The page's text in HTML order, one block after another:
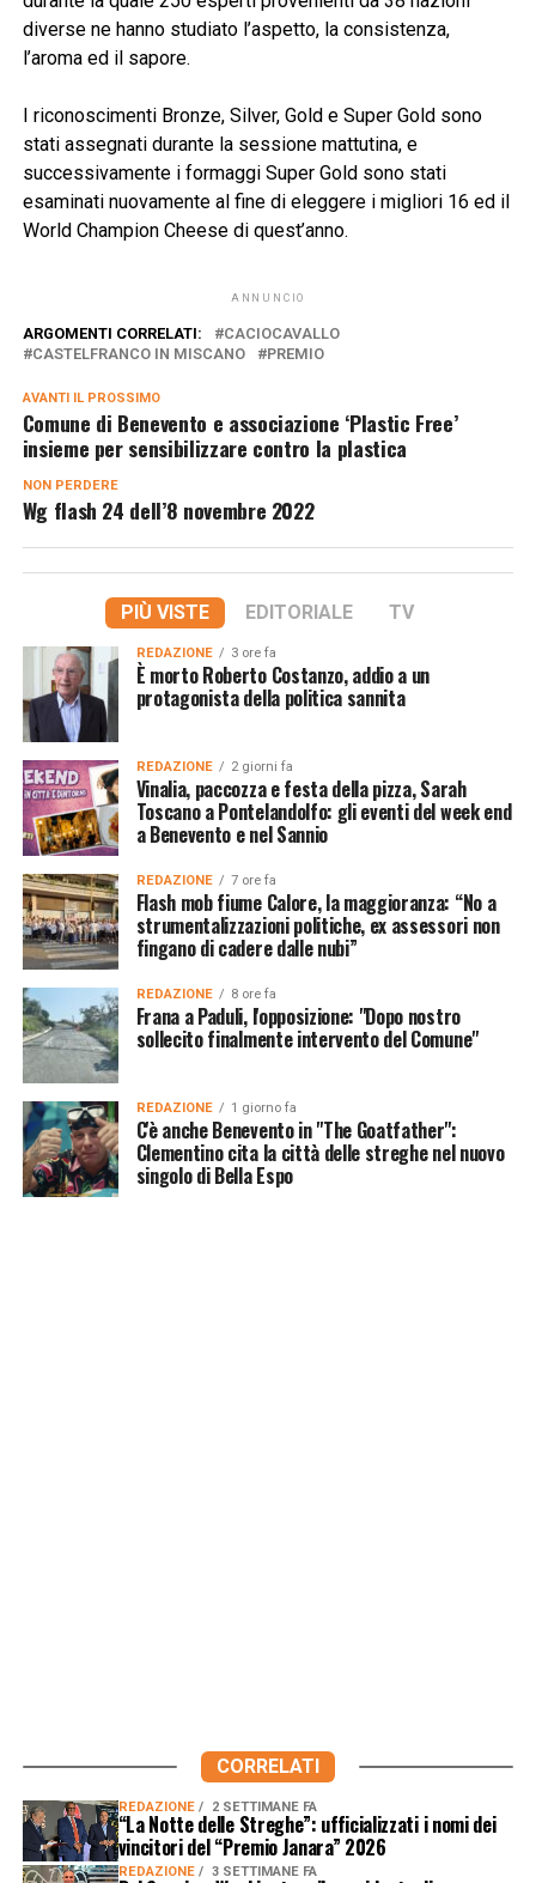
diverse ne hanno studiato l’aspetto, la consistenza,
l’aroma ed il sapore.
I riconoscimenti Bronze, Silver, Gold e Super Gold sono
stati assegnati durante la sessione mattutina, e
successivamente i formaggi Super Gold sono stati
esaminati nuovamente al fine di eleggere i migliori 16 ed il
World Champion Cheese di quest’anno.
ANNUNCIO
ARGOMENTI CORRELATI:
CACIOCAVALLO
CASTELFRANCO IN MISCANO
PREMIO
AVANTI IL ​​PROSSIMO
Comune di Benevento e associazione ‘Plastic Free’
insieme per sensibilizzare contro la plastica
NON PERDERE
Wg flash 24 dell’8 novembre 2022
PIÙ VISTE EDITORIALE TV
REDAZIONE 3 ore fa
È morto Roberto Costanzo, addio a un
protagonista della politica sannita
REDAZIONE 2 giorni fa
Vinalia, paccozza e festa della pizza, Sarah
Toscano a Pontelandolfo: gli eventi del week end
a Benevento e nel Sannio
REDAZIONE 7 ore fa
Flash mob fiume Calore, la maggioranza: “No a
strumentalizzazioni politiche, ex assessori non
fingano di cadere dalle nubi”
REDAZIONE 8 ore fa
Frana a Paduli, l'opposizione: "Dopo nostro
sollecito finalmente intervento del Comune"
REDAZIONE 1 giorno fa
C'è anche Benevento in "The Goatfather":
Clementino cita la città delle streghe nel nuovo
singolo di Bella Espo
CORRELATI
REDAZIONE 2 SETTIMANE FA
“La Notte delle Streghe”: ufficializzati i nomi dei
vincitori del “Premio Janara” 2026
REDAZIONE 3 SETTIMANE FA